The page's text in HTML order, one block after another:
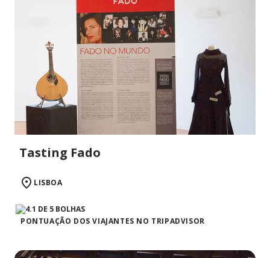
Tasting Fado
LISBOA
PONTUAÇÃO DOS VIAJANTES NO TRIPADVISOR